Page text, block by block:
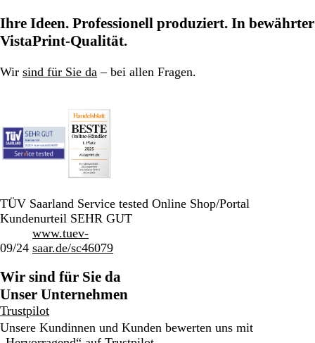
Ihre Ideen. Professionell produziert. In bewährter
VistaPrint-Qualität.
Wir sind für Sie da – bei allen Fragen.
TÜV Saarland Service tested Online Shop/Portal
Kundenurteil SEHR GUT
09/24
www.tuev-
saar.de/sc46079
Wir sind für Sie da
Unser Unternehmen
Trustpilot
Unsere Kundinnen und Kunden bewerten uns mit